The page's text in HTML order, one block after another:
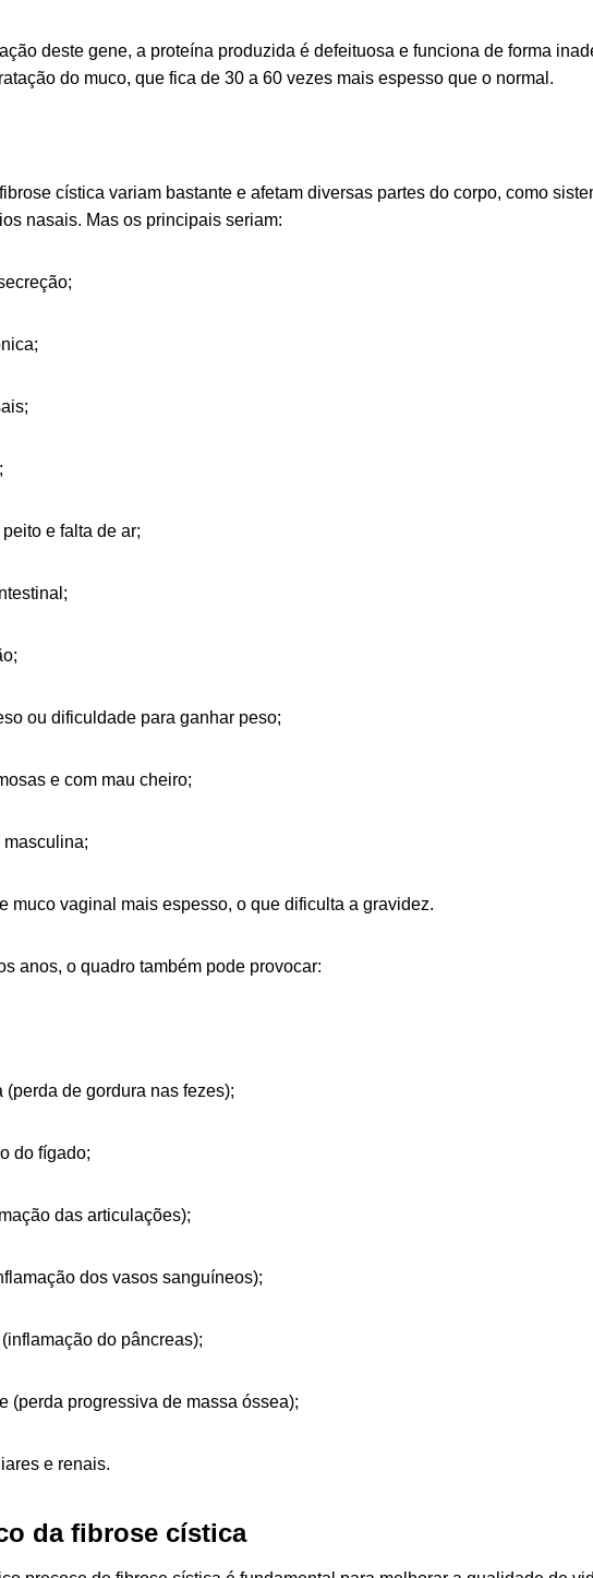
deste gene, a proteína produzida é defeituosa e funciona de forma
do muco, que fica de 30 a 60 vezes mais espesso que o normal.
cística variam bastante e afetam diversas partes do corpo, como
nasais. Mas os principais seriam:
e falta de ar;
ou dificuldade para ganhar peso;
e com mau cheiro;
masculina;
muco vaginal mais espesso, o que dificulta a gravidez.
anos, o quadro também pode provocar:
(perda de gordura nas fezes);
do fígado;
das articulações);
dos vasos sanguíneos);
do pâncreas);
(perda progressiva de massa óssea);
e renais.
da fibrose cística